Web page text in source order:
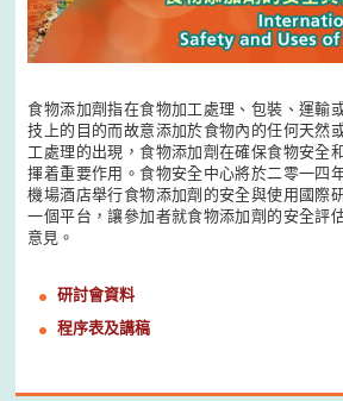
食物添加劑指在食物加工處理、包裝、運輸
技上的目的而故意添加於食物內的任何天然
工處理的出現，食物添加劑在確保食物安全
揮着重要作用。食物安全中心將於二零一四
機場酒店舉行食物添加劑的安全與使用國際
一個平台，讓參加者就食物添加劑的安全評
意見。
研討會資料
程序表及講稿